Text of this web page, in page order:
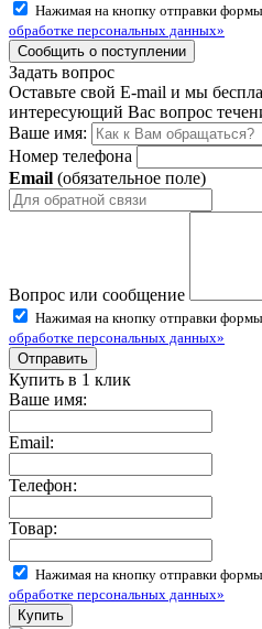
Нажимая на кнопку отправки
обработке персональных данных»
Задать вопрос
Оставьте свой E-mail и мы
интересующий Вас вопрос
Ваше имя:
Номер телефона
Email (обязательное поле)
Вопрос или сообщение
Нажимая на кнопку отправки
обработке персональных данных»
Купить в 1 клик
Ваше имя:
Email:
Телефон:
Товар:
Нажимая на кнопку отправки
обработке персональных данных»